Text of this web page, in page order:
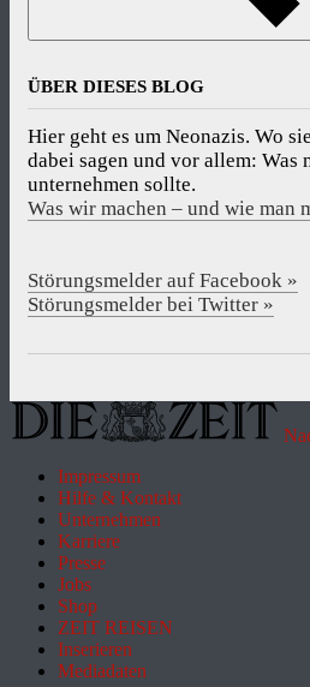
ÜBER DIESES BLOG
Hier geht es um Neonazis. Wo
dabei sagen und vor allem: Was
unternehmen sollte.
Was wir machen – und wie man
Störungsmelder auf Facebook »
Störungsmelder bei Twitter »
Impressum
Hilfe & Kontakt
Unternehmen
Karriere
Presse
Jobs
Shop
ZEIT REISEN
Inserieren
Mediadaten